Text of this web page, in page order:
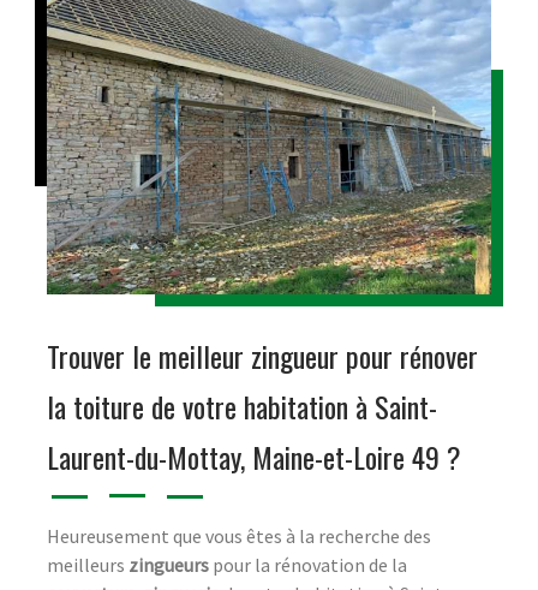
Trouver le meilleur zingueur pour rénover
la toiture de votre habitation à Saint-
Laurent-du-Mottay, Maine-et-Loire 49 ?
Heureusement que vous êtes à la recherche des
meilleurs zingueurs pour la rénovation de la